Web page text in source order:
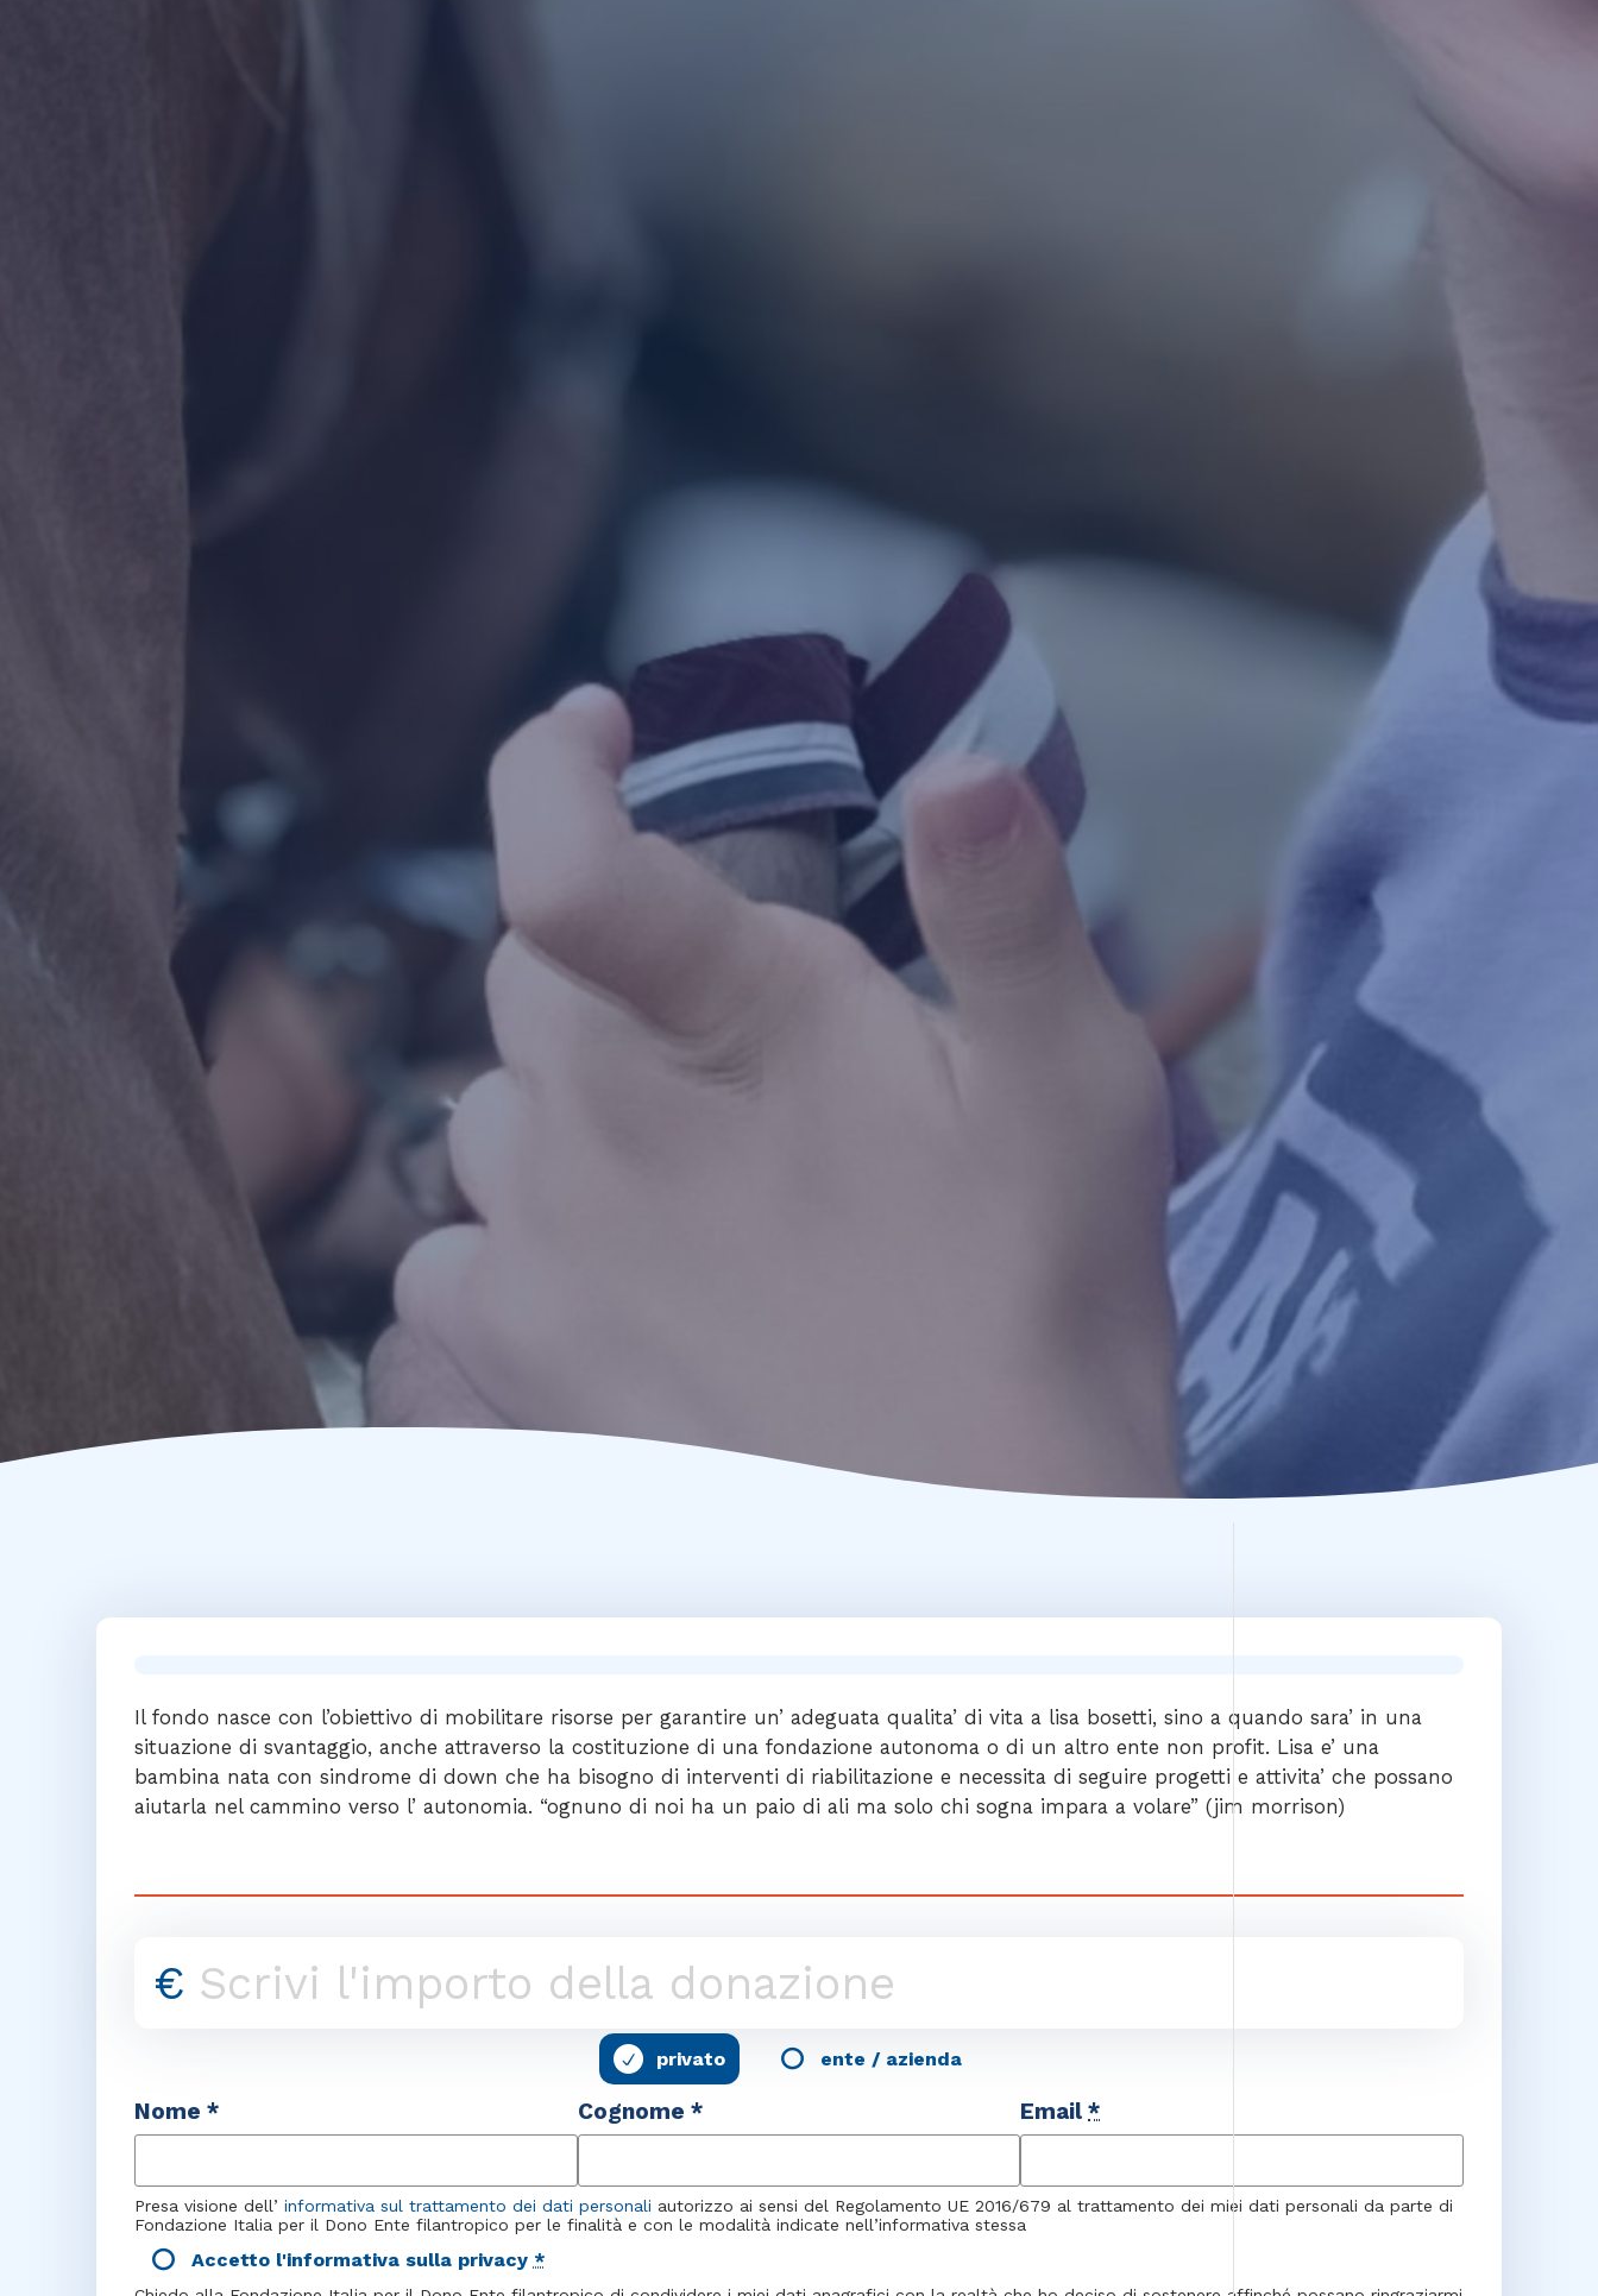
Il fondo nasce con l’obiettivo di mobilitare risorse per garantire un’ adeguata qualita’ di vita a lisa bosetti, sino a quando sara’ in una
situazione di svantaggio, anche attraverso la costituzione di una fondazione autonoma o di un altro ente non profit. Lisa e’ una
bambina nata con sindrome di down che ha bisogno di interventi di riabilitazione e necessita di seguire progetti e attivita’ che possano
aiutarla nel cammino verso l’ autonomia. “ognuno di noi ha un paio di ali ma solo chi sogna impara a volare” (jim morrison)
€
privato ente / azienda
Nome * Cognome * Email*
Presa visione dell’ informativa sul trattamento dei dati personali autorizzo ai sensi del Regolamento UE 2016/679 al trattamento dei miei dati personali da parte di
Fondazione Italia per il Dono Ente filantropico per le finalità e con le modalità indicate nell’informativa stessa
Accetto l'informativa sulla privacy *